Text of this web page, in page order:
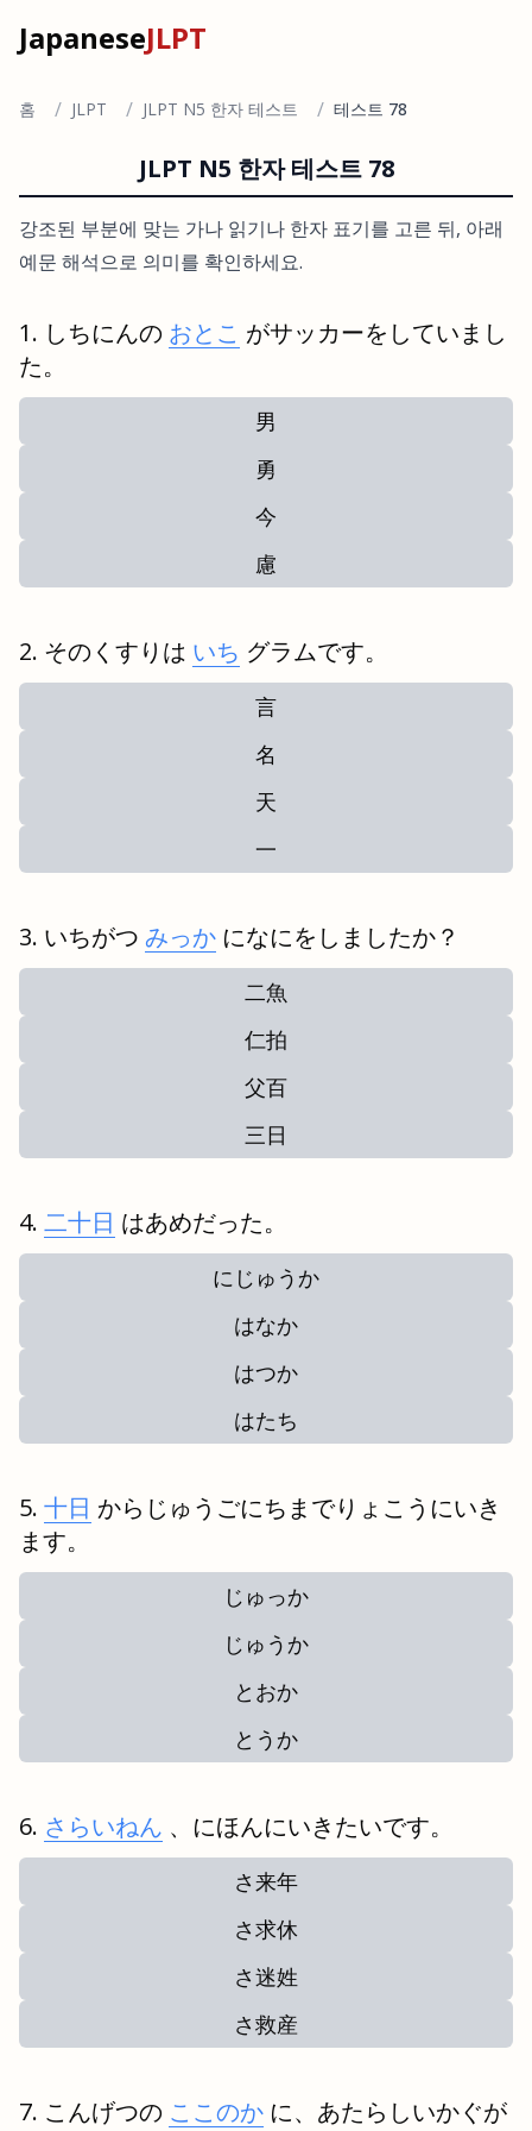
JapaneseJLPT
홈 / JLPT / JLPT N5 한자 테스트 / 테스트 78
JLPT N5 한자 테스트 78
강조된 부분에 맞는 가나 읽기나 한자 표기를 고른 뒤, 아래
예문 해석으로 의미를 확인하세요.
しちにんの おとこ がサッカーをしていまし
た。
男
勇
今
慮
そのくすりは いち グラムです。
言
名
天
一
いちがつ みっか になにをしましたか？
二魚
仁拍
父百
三日
二十日 はあめだった。
にじゅうか
はなか
はつか
はたち
十日 からじゅうごにちまでりょこうにいき
ます。
じゅっか
じゅうか
とおか
とうか
さらいねん 、にほんにいきたいです。
さ来年
さ求休
さ迷姓
さ救産
こんげつの ここのか に、あたらしいかぐが